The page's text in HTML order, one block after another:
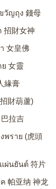
วัญถุง 錢母
招財女神
女皇佛
女靈
緣膏
財葫蘆)
拉吉
พราย (虎頭
ผ่นยันต์ 符片
帕亚纳 神龙